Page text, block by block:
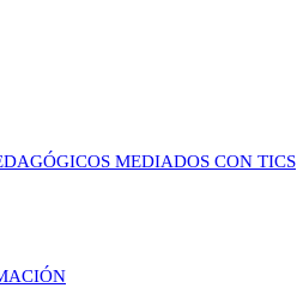
MEDIADOS CON TICS